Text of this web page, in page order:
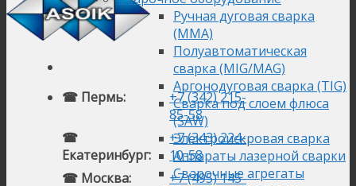
☎ Пермь:
+7 (342) 215-
85-58
☎
Екатеринбург:
+7 (343) 224-
10-58
☎ Москва:
+7 (495) 145-
Ручная дуговая сварка
(MMA)
Полуавтоматическая
сварка (MIG/MAG)
Аргонодуговая сварка (TIG)
Сварка под слоем флюса
(SAW)
Электроискровая сварка
Аппараты лазерной сварки
Сварочные агрегаты